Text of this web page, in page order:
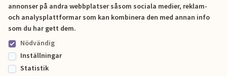
annonser på andra webbplatser såsom sociala medier, reklam-
och analysplattformar som kan kombinera den med annan info
som du har gett dem.
Nödvändig
Inställningar
Statistik
Cookies
Sitemap